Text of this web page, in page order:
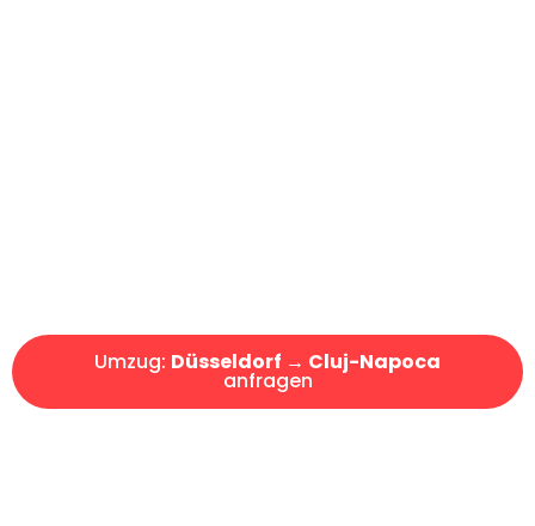
Umzug: Düsseldorf → Cluj-Napoca
anfragen